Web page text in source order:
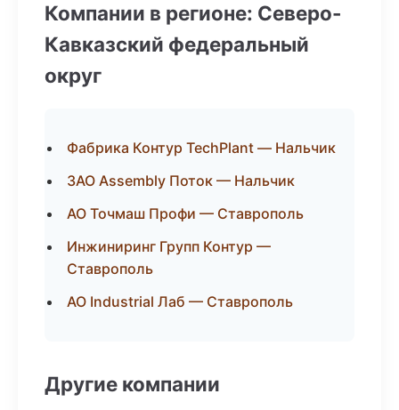
Компании в регионе: Северо-
Кавказский федеральный
округ
Фабрика Контур TechPlant — Нальчик
ЗАО Assembly Поток — Нальчик
АО Точмаш Профи — Ставрополь
Инжиниринг Групп Контур —
Ставрополь
АО Industrial Лаб — Ставрополь
Другие компании